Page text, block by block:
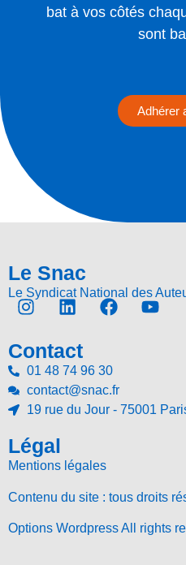
bat à vos côtés
sont
Adhérer
Le Snac
Le Syndicat National des
Contact
01 48 74 96 30
contact@snac.fr
19 rue du Jour - 75001
Légal
Mentions légales
Contenu du site : tous droits
Options Wordpress All rights